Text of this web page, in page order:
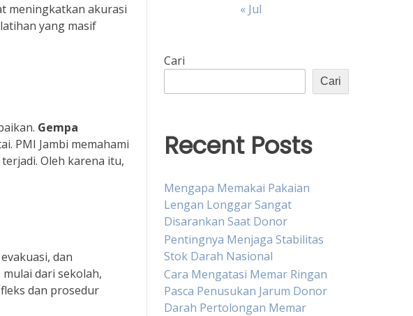
meningkatkan akurasi
yang masif
Gempa
PMI Jambi memahami
Oleh karena itu,
dan
dari sekolah,
dan prosedur
« Jul
Cari
Cari
Recent Posts
Mengapa Memakai Pakaian
Lengan Longgar Sangat
Disarankan Saat Donor
Pentingnya Menjaga Stabilitas
Stok Darah Nasional
Cara Mengatasi Memar Ringan
Pasca Penusukan Jarum Donor
Darah Pertolongan Memar